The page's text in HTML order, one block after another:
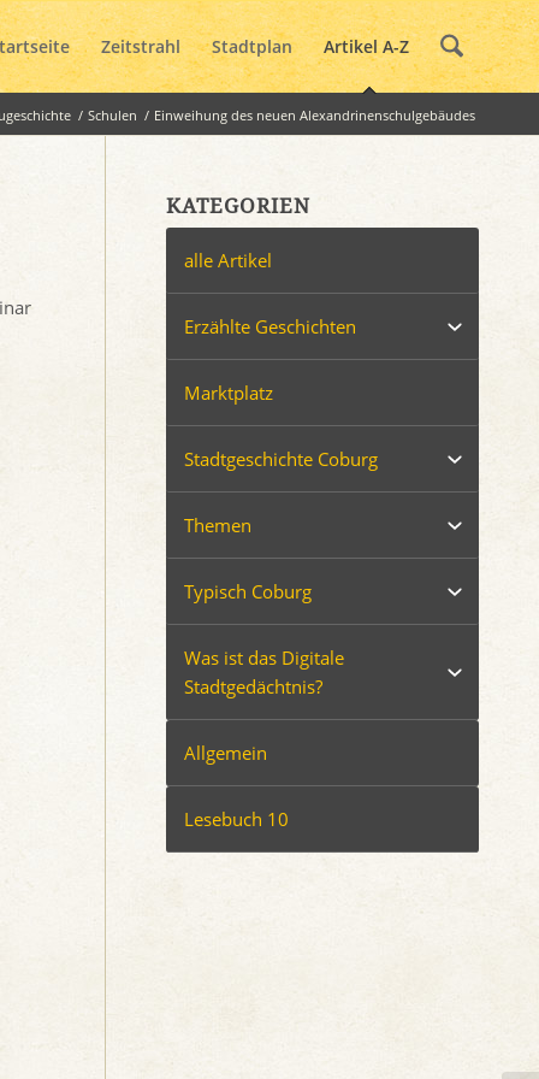
Zeitstrahl Stadtplan Artikel A-Z
/ Schulen / Einweihung des neuen Alexandrinenschulgebäudes
KATEGORIEN
alle Artikel
Erzählte Geschichten
Marktplatz
Stadtgeschichte Coburg
Themen
Typisch Coburg
Was ist das Digitale
Stadtgedächtnis?
Allgemein
Lesebuch 10